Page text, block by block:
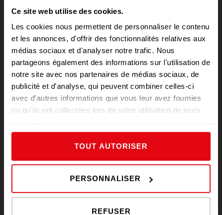
Ce site web utilise des cookies.
Les cookies nous permettent de personnaliser le contenu
et les annonces, d'offrir des fonctionnalités relatives aux
médias sociaux et d'analyser notre trafic. Nous
partageons également des informations sur l'utilisation de
notre site avec nos partenaires de médias sociaux, de
publicité et d'analyse, qui peuvent combiner celles-ci
avec d'autres informations que vous leur avez fournies
ou qu'ils ont collectées lors de votre utilisation de leurs
TOUT AUTORISER
PERSONNALISER
REFUSER
RECRUTEMENT
VOTRE AVIS
CONTACT